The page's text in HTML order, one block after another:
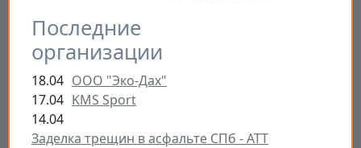
Последние
организации
18.04 ООО "Эко-Дах"
17.04 KMS Sport
14.04
Заделка трещин в асфальте СПб - ATT